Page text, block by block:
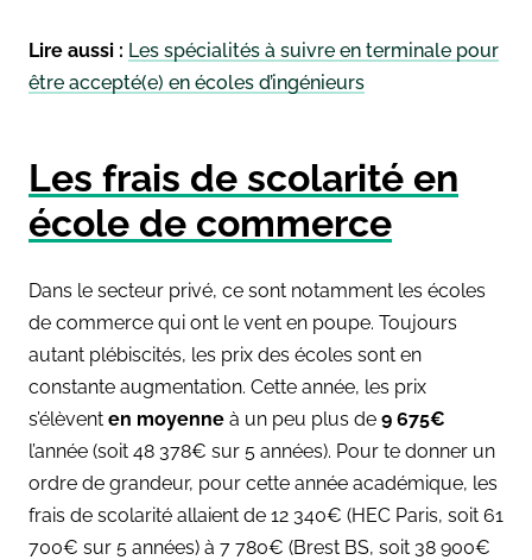
Lire aussi : Les spécialités à suivre en terminale pour
être accepté(e) en écoles d’ingénieurs
Les frais de scolarité en
école de commerce
Dans le secteur privé, ce sont notamment les écoles
de commerce qui ont le vent en poupe. Toujours
autant plébiscités, les prix des écoles sont en
constante augmentation. Cette année, les prix
s’élèvent en moyenne à un peu plus de 9 675€
l’année (soit 48 378€ sur 5 années). Pour te donner un
ordre de grandeur, pour cette année académique, les
frais de scolarité allaient de 12 340€ (HEC Paris, soit 61
700€ sur 5 années) à 7 780€ (Brest BS, soit 38 900€